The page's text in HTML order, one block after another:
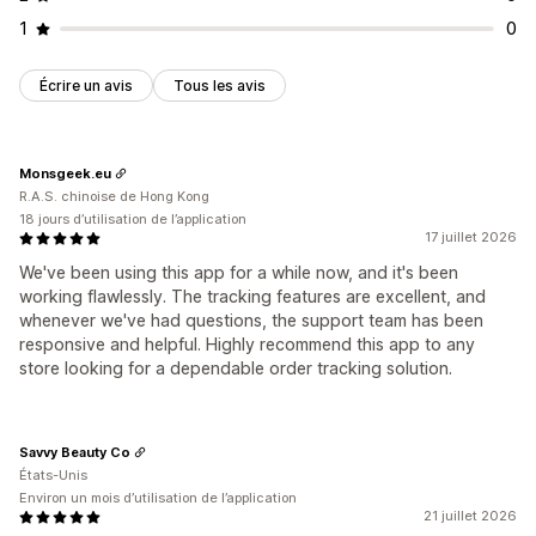
Gestion des réclamations
1
0
Écrire un avis Tous les avis
17 juillet 2026
We've been using this app for a while now, and it's been
working flawlessly. The tracking features are excellent, and
whenever we've had questions, the support team has been
responsive and helpful. Highly recommend this app to any
store looking for a dependable order tracking solution.
Monsgeek.eu
R.A.S. chinoise de Hong Kong
18 jours d’utilisation de l’application
21 juillet 2026
Savvy Beauty Co
États-Unis
Environ un mois d’utilisation de l’application